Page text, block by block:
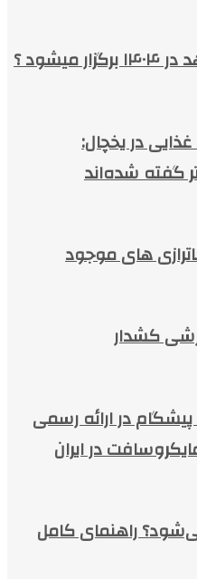
؟
در یخچال:
گفته شده‌اند
های موجود
کشدار
در ارائه رسمی
در ایران
۲ درمان می‌شود؟ راهنمای کامل